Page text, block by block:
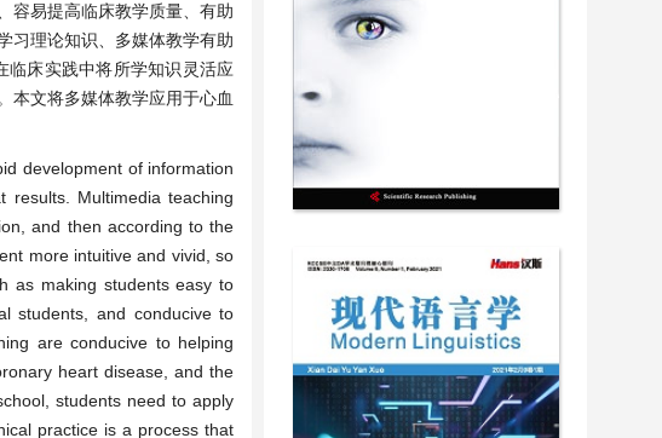
容易提高临床教学质量、有助
习理论知识、多媒体教学有助
床实践中将所学知识灵活应
本文将多媒体教学应用于心血
development of information
results. Multimedia teaching
and then according to the
more intuitive and vivid, so
as making students easy to
students, and conducive to
are conducive to helping
heart disease, and the
students need to apply
practice is a process that